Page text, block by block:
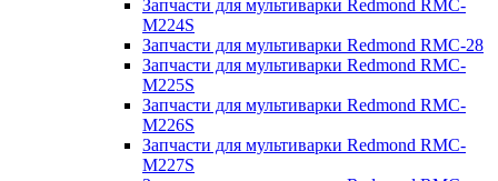
Запчасти для мультиварки Redmond RMC-
M224S
Запчасти для мультиварки Redmond RMC-28
Запчасти для мультиварки Redmond RMC-
M225S
Запчасти для мультиварки Redmond RMC-
M226S
Запчасти для мультиварки Redmond RMC-
M227S